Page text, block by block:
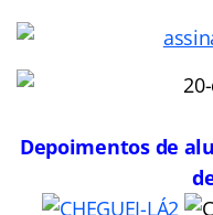
Depoimentos de